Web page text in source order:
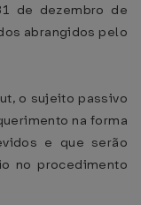
de dezembro de
abrangidos pelo
o sujeito passivo
na forma
e que serão
no procedimento